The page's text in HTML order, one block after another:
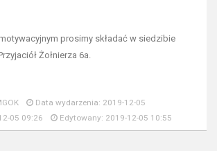
prosimy składać w siedzibie
Żołnierza 6a.
Data wydarzenia: 2019-12-05
05 09:26
Edytowany: 2019-12-05 10:55